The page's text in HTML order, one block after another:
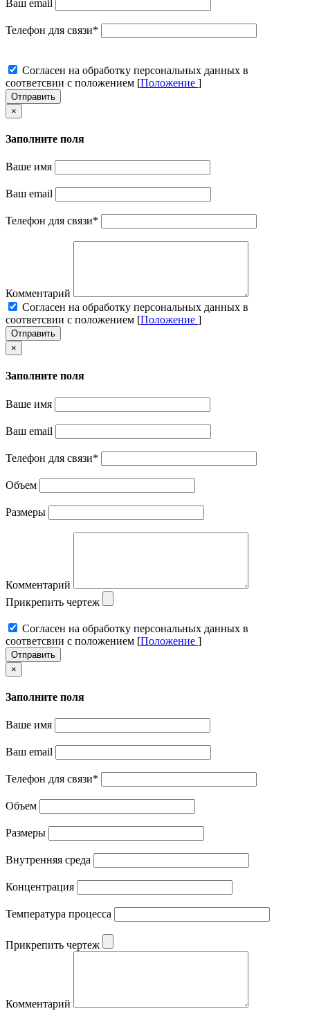
Ваш email
Телефон для связи*
Cогласен на обработку персональных данных в
соответсвии с положением [Положение ]
Отправить
×
Заполните поля
Ваше имя
Ваш email
Телефон для связи*
Комментарий
Cогласен на обработку персональных данных в
соответсвии с положением [Положение ]
Отправить
×
Заполните поля
Ваше имя
Ваш email
Телефон для связи*
Объем
Размеры
Комментарий
Прикрепить чертеж
Cогласен на обработку персональных данных в
соответсвии с положением [Положение ]
Отправить
×
Заполните поля
Ваше имя
Ваш email
Телефон для связи*
Объем
Размеры
Внутренняя среда
Концентрация
Температура процесса
Прикрепить чертеж
Комментарий